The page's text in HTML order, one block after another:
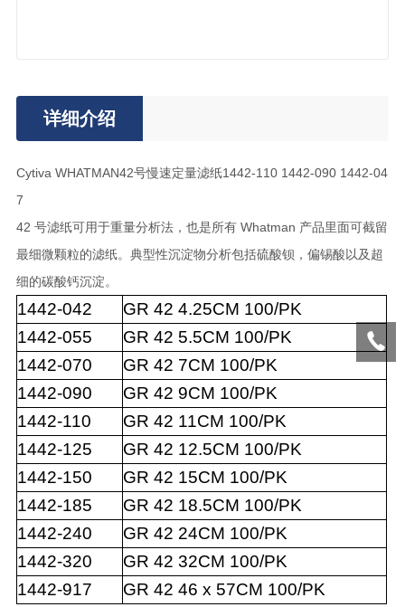
详细介绍
Cytiva WHATMAN42号慢速定量滤纸1442-110 1442-090 1442-04
7
42 号滤纸可用于重量分析法，也是所有 Whatman 产品里面可截留
最细微颗粒的滤纸。典型性沉淀物分析包括硫酸钡，偏锡酸以及超
细的碳酸钙沉淀。
1442-042 GR 42 4.25CM 100/PK
1442-055
GR 42 5.5CM 100/PK
1442-070
GR 42 7CM 100/PK
1442-090
GR 42 9CM 100/PK
1442-110
GR 42 11CM 100/PK
1442-125
GR 42 12.5CM 100/PK
1442-150
GR 42 15CM 100/PK
1442-185
GR 42 18.5CM 100/PK
1442-240
GR 42 24CM 100/PK
1442-320
GR 42 32CM 100/PK
1442-917
GR 42 46 x 57CM 100/PK